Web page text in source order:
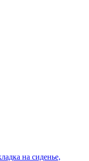
на сиденье,